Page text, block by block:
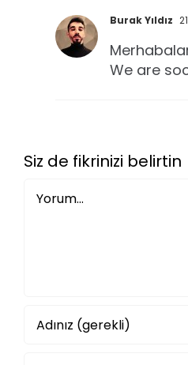
Burak Yıldız
We are
Siz de fikrinizi belirtin